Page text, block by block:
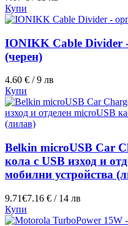
Купи
IONIKK Cable Divider -
(черен)
4.60 € / 9 лв
Купи
Belkin microUSB Car
кола с USB изход и
мобилни устройства
9.71€7.16 € / 14 лв
Купи